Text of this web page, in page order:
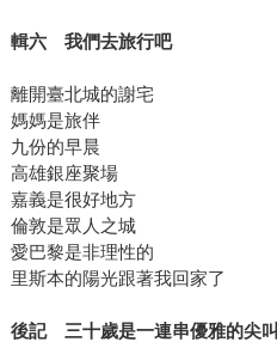
輯六 我們去旅行吧
離開臺北城的謝宅
媽媽是旅伴
九份的早晨
高雄銀座聚場
嘉義是很好地方
倫敦是眾人之城
愛巴黎是非理性的
里斯本的陽光跟著我回家了
後記 三十歲是一連串優雅的尖叫